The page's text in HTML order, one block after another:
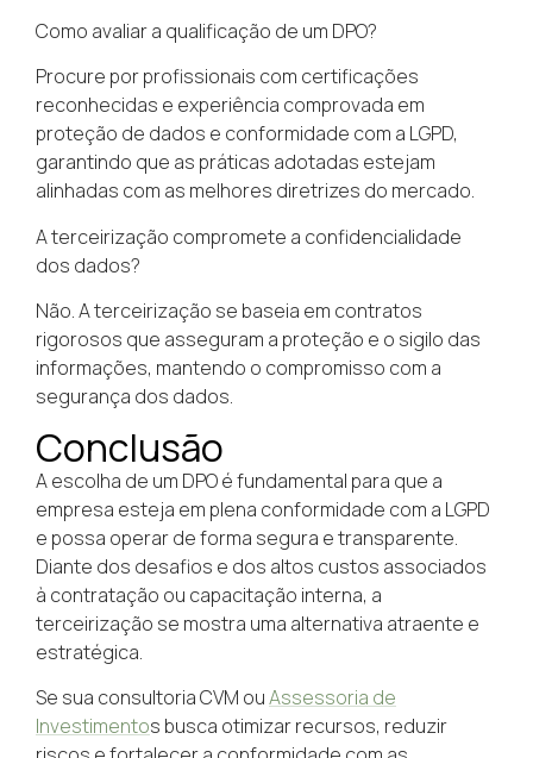
Como avaliar a qualificação de um DPO?
Procure por profissionais com certificações
reconhecidas e experiência comprovada em
proteção de dados e conformidade com a LGPD,
garantindo que as práticas adotadas estejam
alinhadas com as melhores diretrizes do mercado.
A terceirização compromete a confidencialidade
dos dados?
Não. A terceirização se baseia em contratos
rigorosos que asseguram a proteção e o sigilo das
informações, mantendo o compromisso com a
segurança dos dados.
Conclusão
A escolha de um DPO é fundamental para que a
empresa esteja em plena conformidade com a LGPD
e possa operar de forma segura e transparente.
Diante dos desafios e dos altos custos associados
à contratação ou capacitação interna, a
terceirização se mostra uma alternativa atraente e
estratégica.
Se sua consultoria CVM ouAssessoria de
Investimentos busca otimizar recursos, reduzir